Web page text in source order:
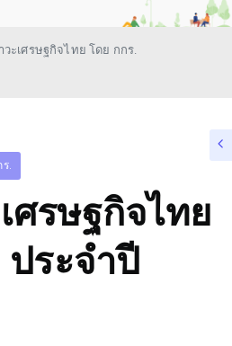
วะเศรษฐกิจไทย โดย กกร.
.
ศรษฐกิจไทย
ระจำปี